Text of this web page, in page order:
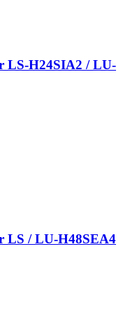
LS-H24SIA2 / LU-
LS / LU-H48SEA4